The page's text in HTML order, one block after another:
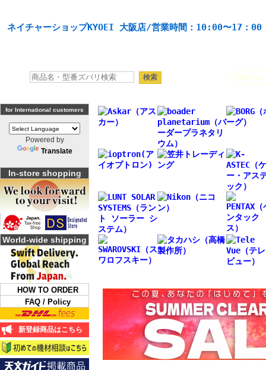
ネイチャーショップKYOEI 大阪店/営業時間：10:00〜17：00
Seestar
for International customers
Powered by
Translate
In-store shopping
World-wide shipping
HOW TO ORDER
FAQ / Policy
新登録商品はこちら